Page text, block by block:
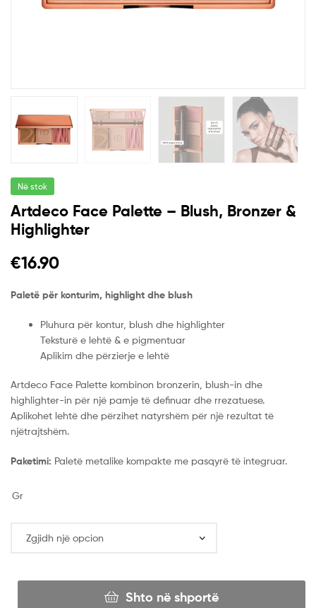
Në stok
Artdeco Face Palette – Blush, Bronzer &
Highlighter
€16.90
Paletë për konturim, highlight dhe blush
Pluhura për kontur, blush dhe highlighter
Teksturë e lehtë & e pigmentuar
Aplikim dhe përzierje e lehtë
Artdeco Face Palette kombinon bronzerin, blush-in dhe
highlighter-in për një pamje të definuar dhe rrezatuese.
Aplikohet lehtë dhe përzihet natyrshëm për një rezultat të
njëtrajtshëm.
Paketimi: Paletë metalike kompakte me pasqyrë të integruar.
Gr
Shto në shportë